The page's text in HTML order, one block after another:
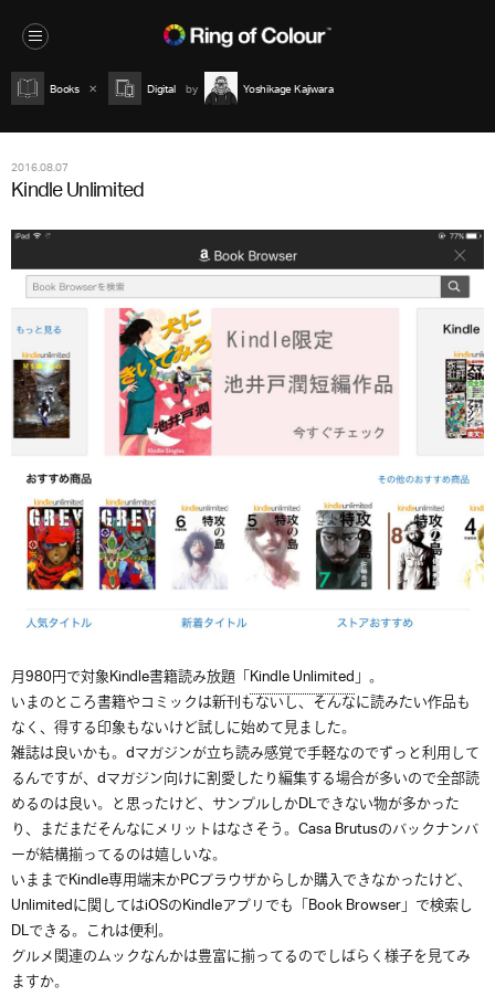
Books Digital Yoshikage Kajiwara
2016.08.07
Kindle Unlimited
月980円で対象Kindle書籍読み放題「Kindle Unlimited」。
いまのところ書籍やコミックは新刊もないし、そんなに読みたい作品も
なく、得する印象もないけど試しに始めて見ました。
雑誌は良いかも。dマガジンが立ち読み感覚で手軽なのでずっと利用して
るんですが、dマガジン向けに割愛したり編集する場合が多いので全部読
めるのは良い。と思ったけど、サンプルしかDLできない物が多かった
り、まだまだそんなにメリットはなさそう。Casa Brutusのバックナンバ
ーが結構揃ってるのは嬉しいな。
いままでKindle専用端末かPCブラウザからしか購入できなかったけど、
Unlimitedに関してはiOSのKindleアプリでも「Book Browser」で検索し
DLできる。これは便利。
グルメ関連のムックなんかは豊富に揃ってるのでしばらく様子を見てみ
ますか。